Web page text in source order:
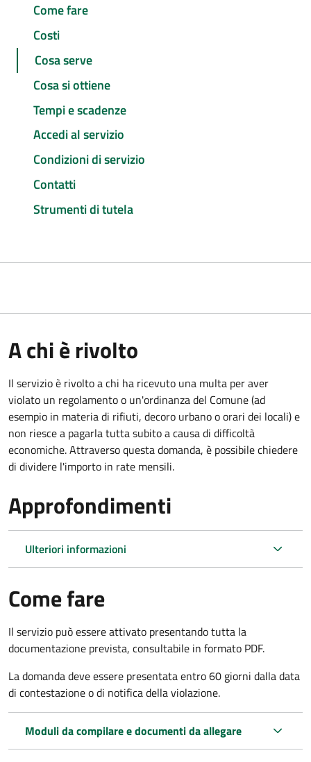
Come fare
Costi
Cosa serve
Cosa si ottiene
Tempi e scadenze
Accedi al servizio
Condizioni di servizio
Contatti
Strumenti di tutela
A chi è rivolto
Il servizio è rivolto a chi ha ricevuto una multa per aver
violato un regolamento o un'ordinanza del Comune (ad
esempio in materia di rifiuti, decoro urbano o orari dei locali) e
non riesce a pagarla tutta subito a causa di difficoltà
economiche. Attraverso questa domanda, è possibile chiedere
di dividere l'importo in rate mensili.
Approfondimenti
Ulteriori informazioni
Come fare
Il servizio può essere attivato presentando tutta la
documentazione prevista, consultabile in formato PDF.
La domanda deve essere presentata entro 60 giorni dalla data
di contestazione o di notifica della violazione.
Moduli da compilare e documenti da allegare